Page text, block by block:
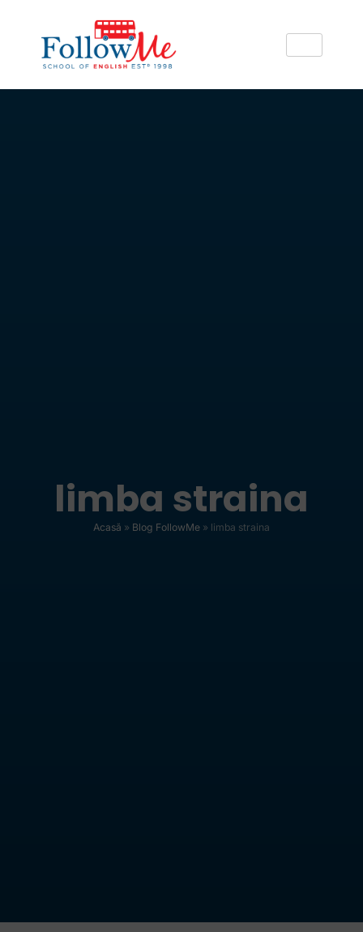
limba straina
Acasă » Blog FollowMe » limba straina